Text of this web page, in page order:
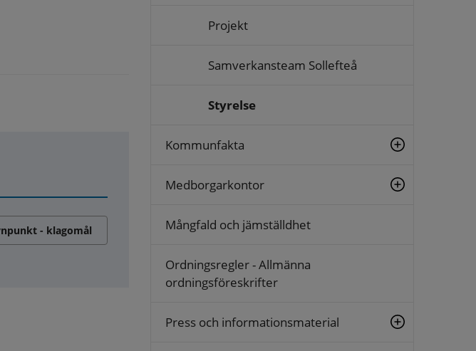
- klagomål
Projekt
Samverkansteam Sollefteå
Styrelse
Kommunfakta
Medborgarkontor
Mångfald och jämställdhet
Ordningsregler - Allmänna
ordningsföreskrifter
Press och informationsmaterial